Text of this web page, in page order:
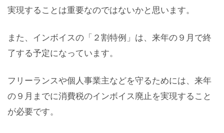
実現することは重要なのではないかと思います。
また、インボイスの「２割特例」は、来年の９月で終
了する予定になっています。
フリーランスや個人事業主などを守るためには、来年
の９月までに消費税のインボイス廃止を実現すること
が必要です。